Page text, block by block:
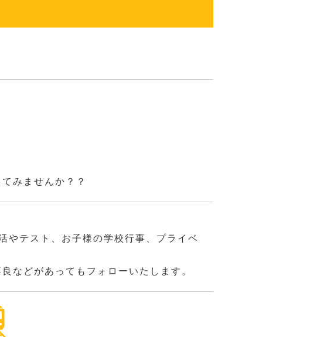
みませんか？？
やテスト、お子様の学校行事、プライベ
などがあってもフォローいたします。